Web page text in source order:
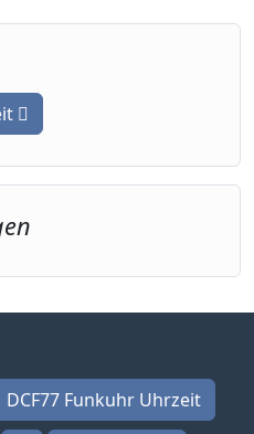
DCF77 Funkuhr Uhrzeit